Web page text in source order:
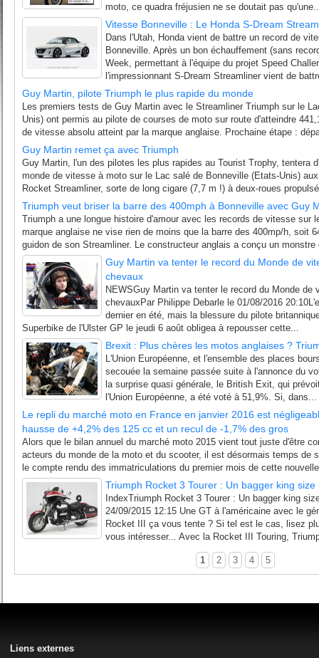
moto, ce quadra fréjusien ne se doutait pas
Vitesse Bonneville : Le Honda S-Dream
Dans l'Utah, Honda vient de battre un record de
Bonneville. Après un bon échauffement (sans
Week, permettant à l'équipe du projet Speed
l'impressionnant S-Dream Streamliner vient de
Guy Martin, pilote Triumph le plus rapide du monde
Les premiers tests de Guy Martin avec le Streamliner Triumph sur le
Unis) ont permis au pilote de courses de moto sur route d'atteindre
de vitesse absolu atteint par la marque anglaise. Prochaine étape :
Guy Martin remet ça avec Triumph
Guy Martin, l'un des pilotes les plus rapides au Tourist Trophy, tentera
monde de vitesse à moto sur le Lac salé de Bonneville (Etats-Unis)
Rocket Streamliner, sorte de long cigare (7,7 m !) à deux-roues
Triumph veut briser la barre des 400mph à Bonneville avec Guy
Triumph a une longue histoire d'amour avec les records de vitesse sur
marque anglaise ne vise rien de moins que la barre des 400mp/h, soit
guidon de son Streamliner. Le constructeur anglais a conçu un
Guy Martin va tenter le record du Monde de
chevaux
NEWSGuy Martin va tenter le record du Monde de
chevauxPar Philippe Debarle le 01/08/2016
dernier en été, mais la blessure du pilote
Superbike de l'Ulster GP le jeudi 6 août obligea à repousser cette...
Brexit : Plus chères les motos anglaises ?
L'Union Européenne, et l'ensemble des places
secouée la semaine passée suite à l'annonce du
la surprise quasi générale, le British Exit, qui
l'Union Européenne, a été voté à 51,9%. Si, dans...
Le repli du marché moto en France en janvier 2016 est
hausse de +4,2% des 125 cc et un recul de -1,7% des gros
Alors que le bilan annuel du marché moto 2015 vient tout juste d'être
acteurs du monde de la moto et du scooter, il est désormais temps de
le compte rendu des immatriculations du premier mois de cette
Triumph Rocket 3 Tourer : Un bagger king size
IndexTriumph Rocket 3 Tourer : Un bagger king
24/09/2015 12:15 Une GT à l'américaine avec le
Rocket III ça vous tente ? Si tel est le cas, lisez
vous intéresser... Avec la Rocket III Touring,
1 2 3 4 5
Liens externes